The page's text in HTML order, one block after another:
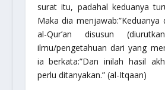
surat itu, padahal keduanya
Maka dia menjawab:”Keduanya
al-Qur’an disusun
ilmu/pengetahuan dari yang
ia berkata:”Dan inilah hasil
perlu ditanyakan.”(al-Itqaan)